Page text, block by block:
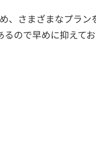
さまざまなプラン
ので早めに抑えてお